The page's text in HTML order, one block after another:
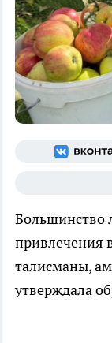
Большинство
привлечения
талисманы,
утверждала